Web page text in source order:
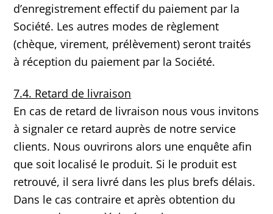
d’enregistrement effectif du paiement par la
Société. Les autres modes de règlement
(chèque, virement, prélèvement) seront traités
à réception du paiement par la Société.
7.4. Retard de livraison
En cas de retard de livraison nous vous invitons
à signaler ce retard auprès de notre service
clients. Nous ouvrirons alors une enquête afin
que soit localisé le produit. Si le produit est
retrouvé, il sera livré dans les plus brefs délais.
Dans le cas contraire et après obtention du